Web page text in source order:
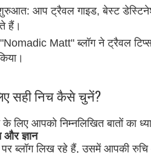
आप ट्रैवल गाइड, बेस्ट
हैं।
Matt" ब्लॉग ने ट्रैवल
सही निच कैसे चुनें?
लिए आपको निम्नलिखित बातों का
ज्ञान
ब्लॉग लिख रहे हैं, उसमें आपकी रुचि